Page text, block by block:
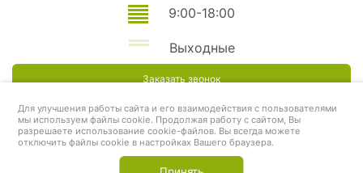
9:00-18:00
Выходные
Заказать звонок
Для улучшения работы сайта и его взаимодействия с пользователями
мы используем файлы cookie. Продолжая работу с сайтом, Вы
разрешаете использование cookie-файлов. Вы всегда можете
отключить файлы cookie в настройках Вашего браузера.